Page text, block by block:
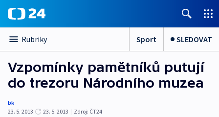
Rubriky Sport SLEDOVAT
Vzpomínky pamětníků putují
do trezoru Národního muzea
bk
23. 5. 2013
23. 5. 2013 | Zdroj: ČT24